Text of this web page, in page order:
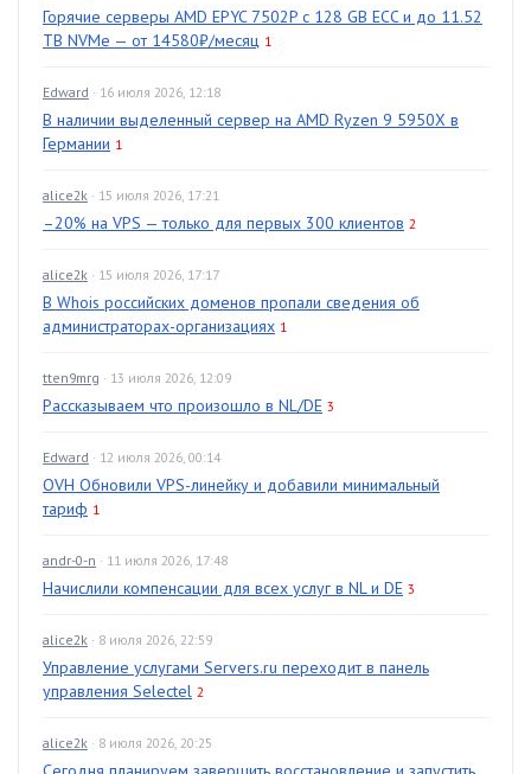
Горячие серверы AMD EPYC 7502P с 128 GB ECC и до 11.52
TB NVMe — от 14580₽/месяц 1
Edward · 16 июля 2026, 12:18
В наличии выделенный сервер на AMD Ryzen 9 5950X в
Германии 1
alice2k · 15 июля 2026, 17:21
–20% на VPS — только для первых 300 клиентов 2
alice2k · 15 июля 2026, 17:17
В Whois российских доменов пропали сведения об
администраторах-организациях 1
tten9mrg · 13 июля 2026, 12:09
Рассказываем что произошло в NL/DE 3
Edward · 12 июля 2026, 00:14
OVH Обновили VPS-линейку и добавили минимальный
тариф 1
andr-0-n · 11 июля 2026, 17:48
Начислили компенсации для всех услуг в NL и DE 3
alice2k · 8 июля 2026, 22:59
Управление услугами Servers.ru переходит в панель
управления Selectel 2
alice2k · 8 июля 2026, 20:25